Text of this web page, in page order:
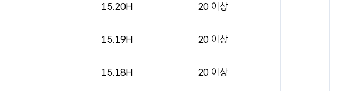
15.20H 20 이상
15.19H 20 이상
15.18H 20 이상